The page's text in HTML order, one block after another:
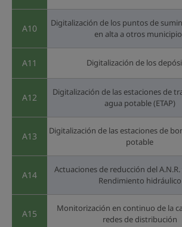
A10
Digitalización de los puntos de
en alta a otros
A11 Digitalización de los
A12
Digitalización de las estaciones de
agua potable (ETAP)
A13
Digitalización de las estaciones de
potable
A14
Actuaciones de reducción del
Rendimiento hidráulico
A15
Monitorización en continuo de la
redes de distribución